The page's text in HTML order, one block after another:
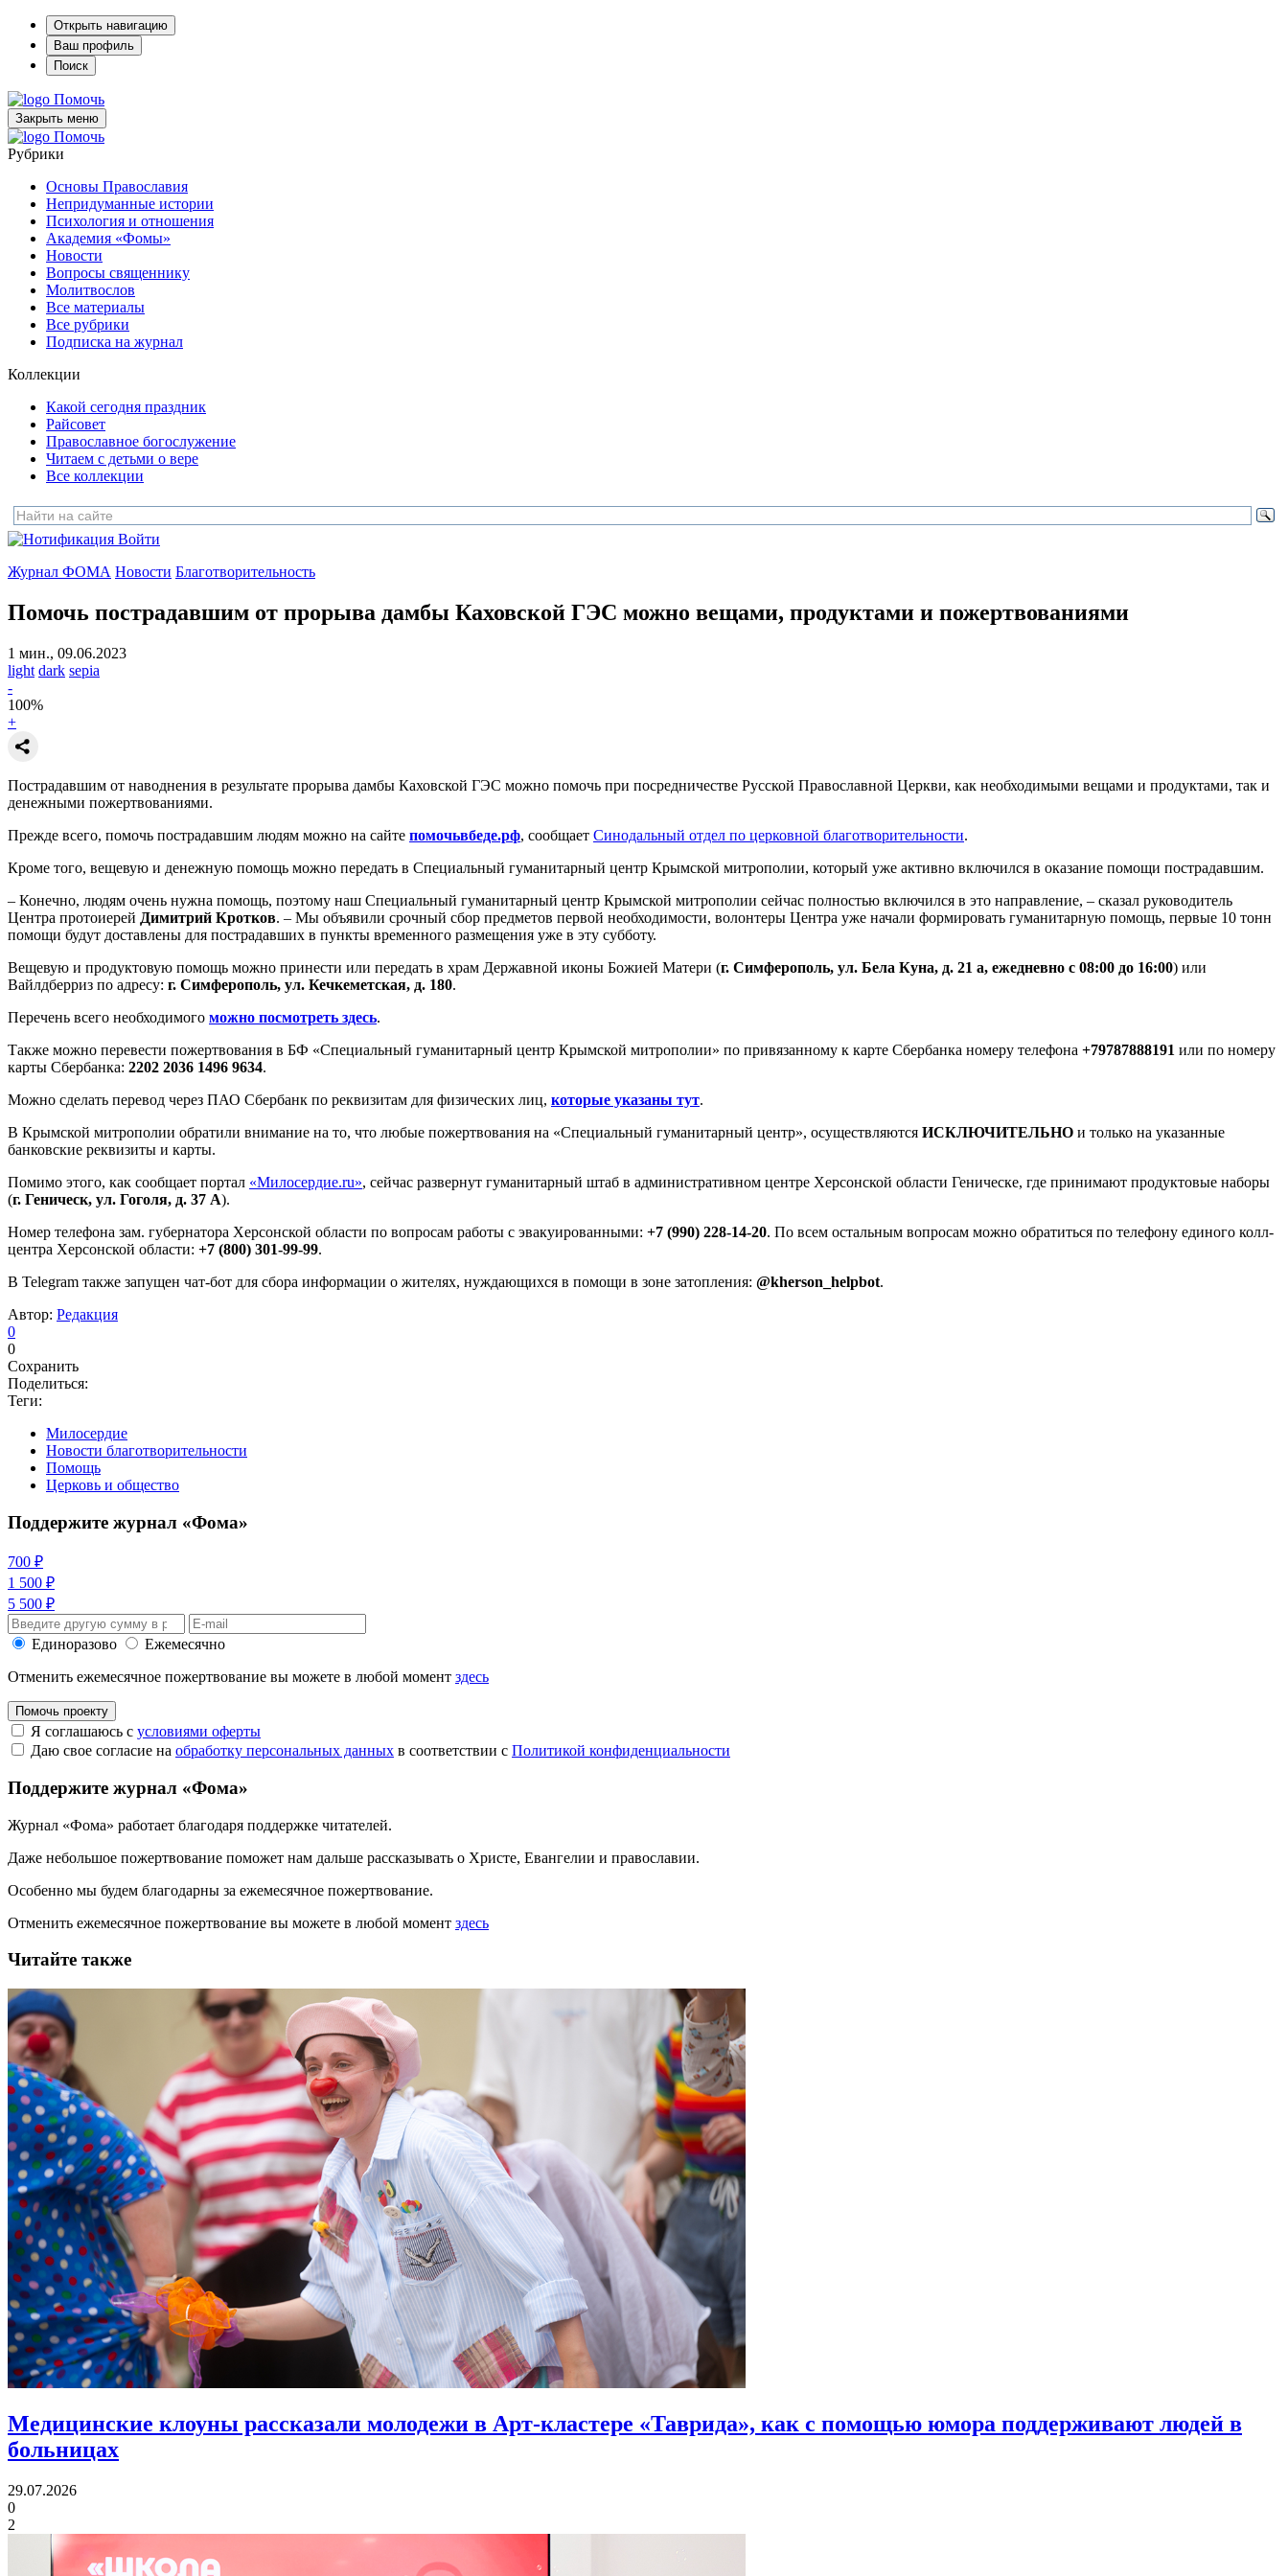
Открыть навигацию
Ваш профиль
Поиск
Помочь
Закрыть меню
Помочь
Рубрики
Основы Православия
Непридуманные истории
Психология и отношения
Академия «Фомы»
Новости
Вопросы священнику
Молитвослов
Все материалы
Все рубрики
Подписка на журнал
Коллекции
Какой сегодня праздник
Райсовет
Православное богослужение
Читаем с детьми о вере
Все коллекции
Войти
Журнал ФОМА Новости Благотворительность
Помочь пострадавшим от прорыва дамбы Каховской ГЭС можно вещами, продуктами и пожертвованиями
1 мин., 09.06.2023
light dark sepia
-
100%
+
Пострадавшим от наводнения в результате прорыва дамбы Каховской ГЭС можно помочь при посредничестве Русской Православной Церкви, как необходимыми вещами и продуктами, так и
денежными пожертвованиями.
Прежде всего, помочь пострадавшим людям можно на сайте помочьвбеде.рф, сообщает Синодальный отдел по церковной благотворительности.
Кроме того, вещевую и денежную помощь можно передать в Специальный гуманитарный центр Крымской митрополии, который уже активно включился в оказание помощи пострадавшим.
– Конечно, людям очень нужна помощь, поэтому наш Специальный гуманитарный центр Крымской митрополии сейчас полностью включился в это направление, – сказал руководитель
Центра протоиерей Димитрий Кротков. – Мы объявили срочный сбор предметов первой необходимости, волонтеры Центра уже начали формировать гуманитарную помощь, первые 10 тонн
помощи будут доставлены для пострадавших в пункты временного размещения уже в эту субботу.
Вещевую и продуктовую помощь можно принести или передать в храм Державной иконы Божией Матери (г. Симферополь, ул. Бела Куна, д. 21 а, ежедневно с 08:00 до 16:00) или
Вайлдберриз по адресу: г. Симферополь, ул. Кечкеметская, д. 180.
Перечень всего необходимого можно посмотреть здесь.
Также можно перевести пожертвования в БФ «Специальный гуманитарный центр Крымской митрополии» по привязанному к карте Сбербанка номеру телефона +79787888191 или по номеру
карты Сбербанка: 2202 2036 1496 9634.
Можно сделать перевод через ПАО Сбербанк по реквизитам для физических лиц, которые указаны тут.
В Крымской митрополии обратили внимание на то, что любые пожертвования на «Специальный гуманитарный центр», осуществляются ИСКЛЮЧИТЕЛЬНО и только на указанные
банковские реквизиты и карты.
Помимо этого, как сообщает портал «Милосердие.ru», сейчас развернут гуманитарный штаб в административном центре Херсонской области Геническе, где принимают продуктовые наборы
(г. Геническ, ул. Гоголя, д. 37 А).
Номер телефона зам. губернатора Херсонской области по вопросам работы с эвакуированными: +7 (990) 228-14-20. По всем остальным вопросам можно обратиться по телефону единого колл-
центра Херсонской области: +7 (800) 301-99-99.
В Telegram также запущен чат-бот для сбора информации о жителях, нуждающихся в помощи в зоне затопления: @kherson_helpbot.
Автор: Редакция
0
0
Сохранить
Поделиться:
Теги:
Милосердие
Новости благотворительности
Помощь
Церковь и общество
Поддержите журнал «Фома»
700 ₽
1 500 ₽
5 500 ₽
Единоразово
Ежемесячно
Отменить ежемесячное пожертвование вы можете в любой момент здесь
Помочь проекту
Я соглашаюсь с условиями оферты
Даю свое согласие на обработку персональных данных в соответствии с Политикой конфиденциальности
Поддержите журнал «Фома»
Журнал «Фома» работает благодаря поддержке читателей.
Даже небольшое пожертвование поможет нам дальше рассказывать о Христе, Евангелии и православии.
Особенно мы будем благодарны за ежемесячное пожертвование.
Отменить ежемесячное пожертвование вы можете в любой момент здесь
Читайте также
Медицинские клоуны рассказали молодежи в Арт-кластере «Таврида», как с помощью юмора поддерживают людей в
больницах
29.07.2026
0
2